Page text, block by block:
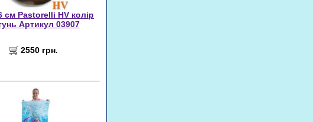
см Pastorelli HV колір
Артикул 03907
2550 грн.